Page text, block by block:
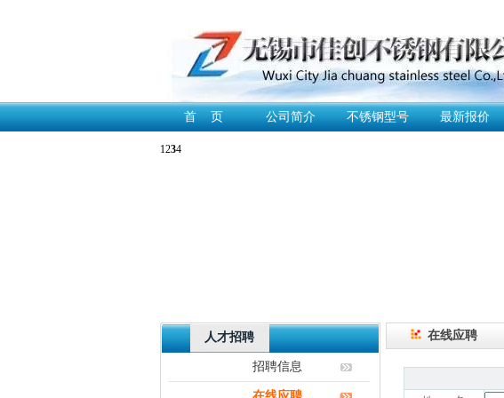
首 页 公司简介 不锈钢型号 最新报价
1234
人才招聘
招聘信息
在线应聘